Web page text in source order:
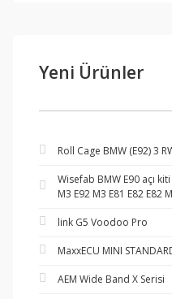
Yeni Ürünler
Roll Cage BMW (E92) 3
Wisefab BMW E90 açı kiti
M3 E92 M3 E81 E82 E82
link G5 Voodoo Pro
MaxxECU MINI
AEM Wide Band X Serisi